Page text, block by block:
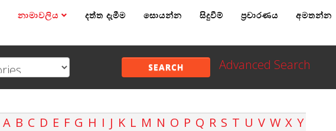
නාමාවලිය දත්ත දැමීම සොයන්න සිදුවීම් ප්‍රචාරණය අමතන්න
SEARCH Advanced Search
A B C D E F G H I J K L M N O P Q R S T U V W X Y